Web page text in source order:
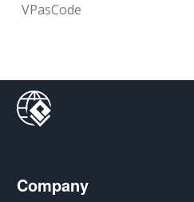
VPasCode
Company